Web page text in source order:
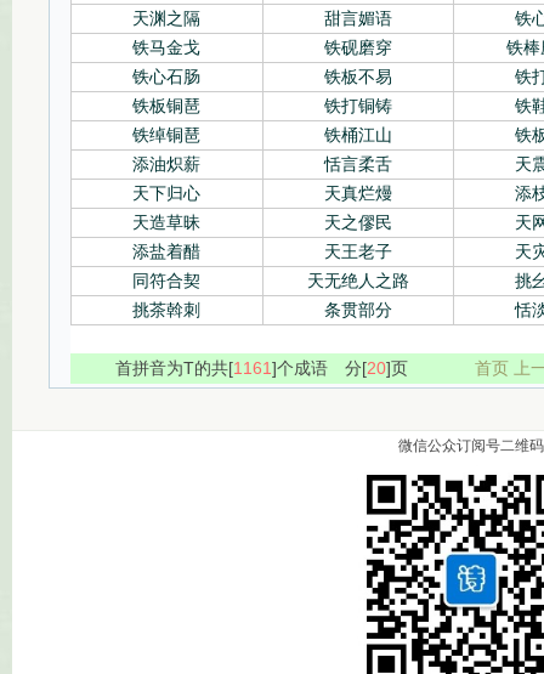
天渊之隔
甜言媚语
铁
铁马金戈
铁砚磨穿
铁棒
铁心石肠
铁板不易
铁
铁板铜琶
铁打铜铸
铁
铁绰铜琶
铁桶江山
铁
添油炽薪
恬言柔舌
天
天下归心
天真烂熳
添
天造草昧
天之僇民
天
添盐着醋
天王老子
天
同符合契
天无绝人之路
挑
挑茶斡刺
条贯部分 恬
首拼音为T的共[1161]个成语 分[20]页 首页 上
微信公众订阅号二维码